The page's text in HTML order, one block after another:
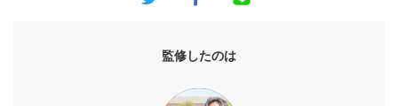
監修したのは